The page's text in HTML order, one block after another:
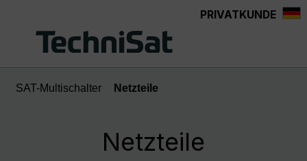
PRIVATKUNDE
SAT-Multischalter Netzteile
Netzteile